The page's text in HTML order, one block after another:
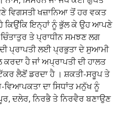
ਵਿਗਸਤੀ ਖਜ਼ਾਨਿਆ ਤੋਂ ਹਰ ਵਕਤ
ਕਿਉਂਕਿ ਇਨ੍ਹਾਂ ਨੂੰ ਭੁੱਲ ਕੇ ਉਹ ਆਪਣੇ
ਤੇ ਪ੍ਰਾਧੀਨ ਸਮਝਣ ਲਗ
ਦੀ ਪ੍ਰਾਪਤੀ ਲਈ ਪ੍ਰਭੁਤਾ ਦੇ ਸੁਆਮੀ
ਹੈ ਜਾਂ ਅਪ੍ਰਾਪਤੀ ਦੀ ਹਾਲਤ
ਲੈਣੋਂ ਡਰਦਾ ਹੈ । ਸ਼ਕਤੀ-ਸਰੂਪ ਤੇ
ਦਾ ਸਿਧਾਂਤ ਮਨੁੱਖ ਨੂੰ
ਦਲੇਰ, ਨਿਰਭੈ ਤੇ ਨਿਰਵੈਰ ਬਣਾਉਣ